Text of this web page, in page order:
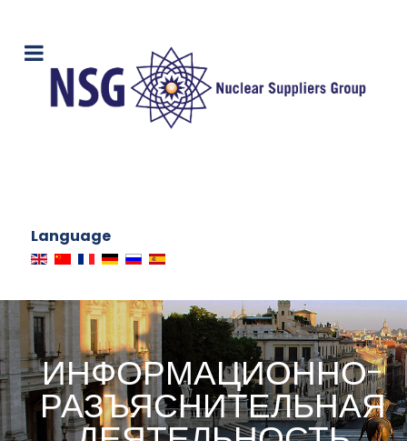
Language
ИНФОРМАЦИОННО-
РАЗЪЯСНИТЕЛЬНАЯ